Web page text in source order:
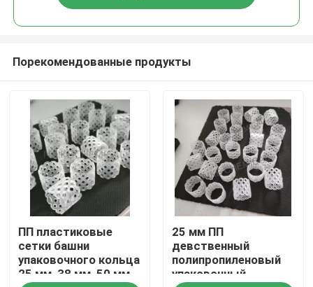
Домой
Продукты
Видеозаписи
Порекомендованные продукты
ПП пластиковые
сетки башни
упаковочного кольца
25 мм, 38 мм, 50 мм
25 мм ПП
девственный
полипропиленовый
упаковочный